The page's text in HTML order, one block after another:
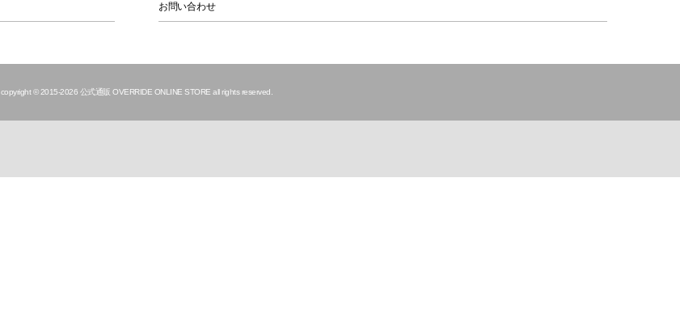
お問い合わせ
copyright © 2015-2026 公式通販 OVERRIDE ONLINE STORE all rights reserved.